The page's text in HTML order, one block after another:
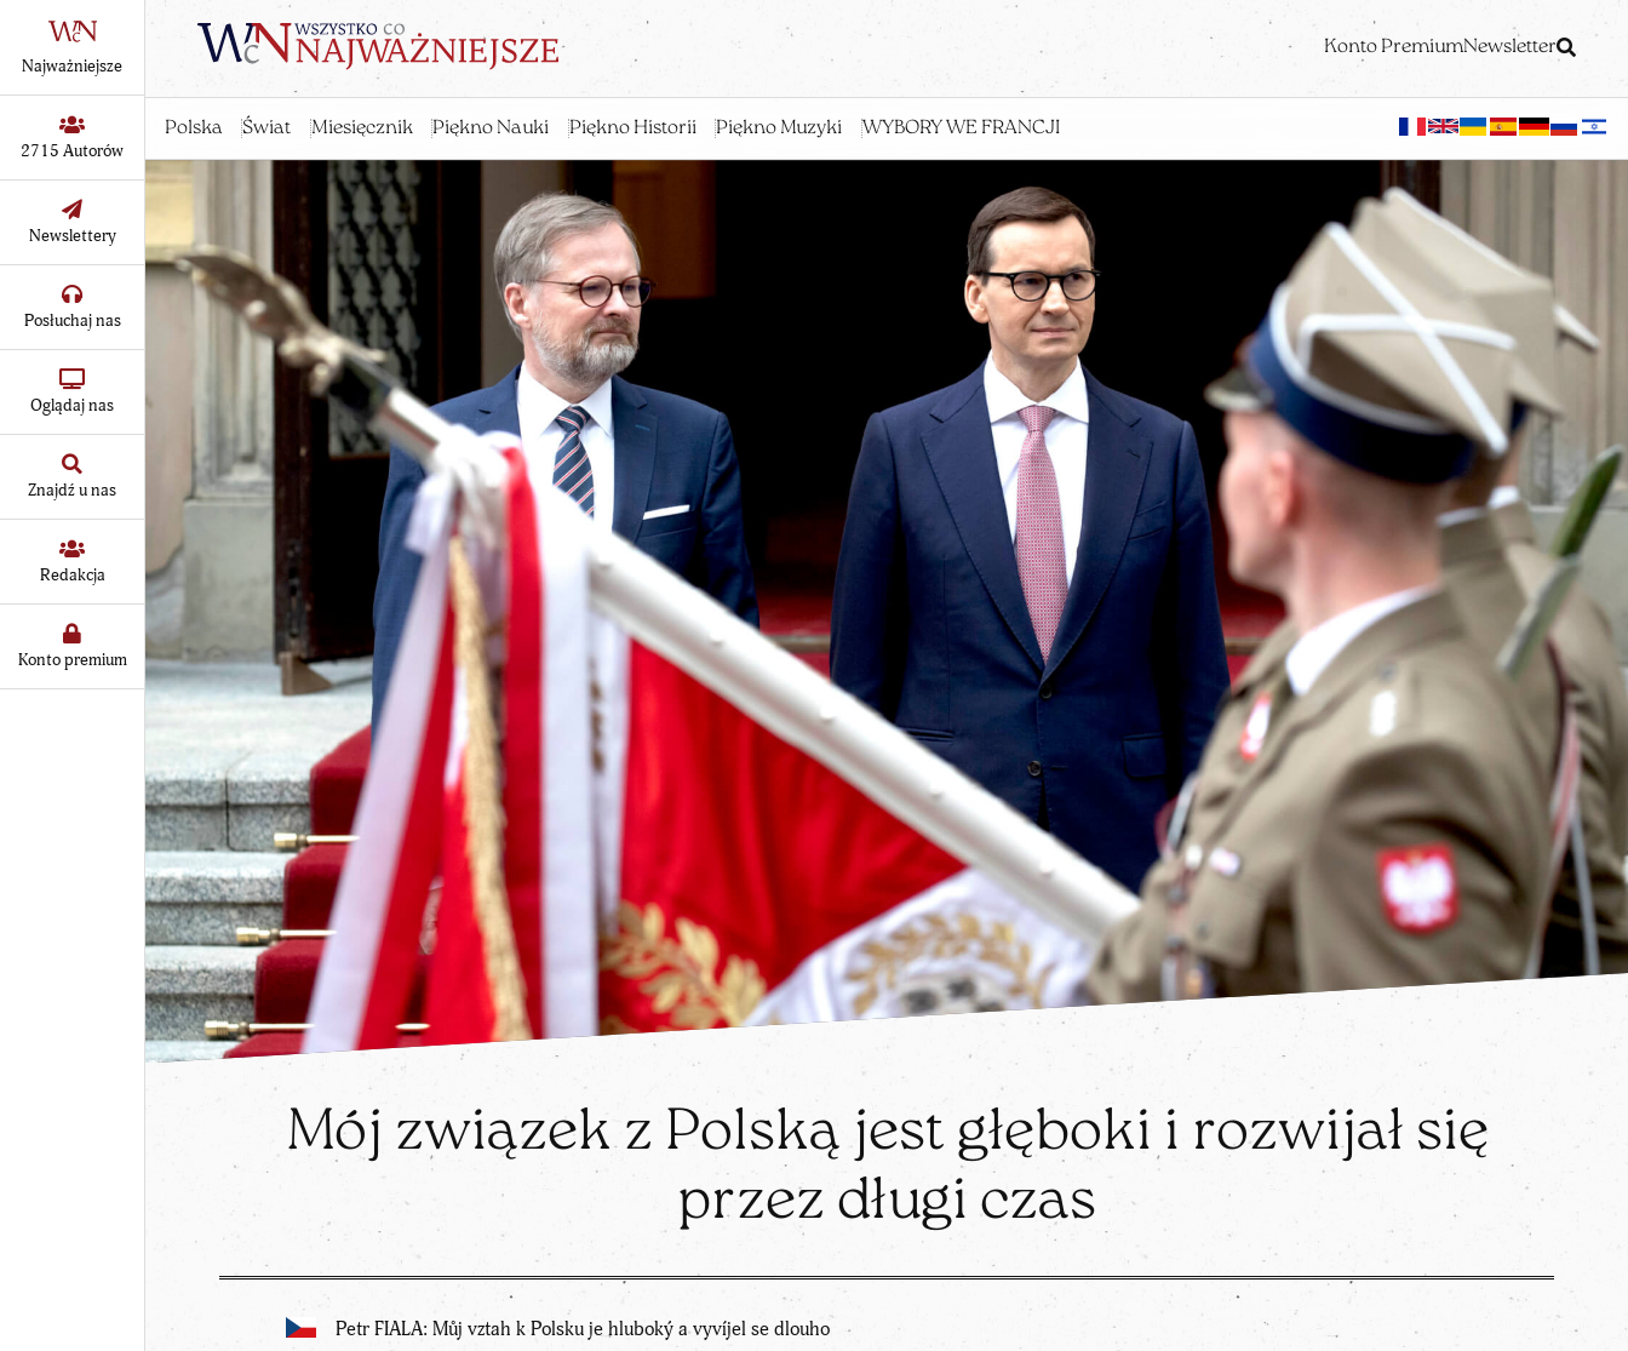
Konto PremiumNewsletter
Polska Świat Miesięcznik Piękno Nauki Piękno Historii Piękno Muzyki WYBORY WE FRANCJI
Najważniejsze
2715 Autorów
Newslettery
Posłuchaj nas
Oglądaj nas
Znajdź u nas
Redakcja
Konto premium
Mój związek z Polską jest głęboki i rozwijał się
przez długi czas
Petr FIALA: Můj vztah k Polsku je hluboký a vyvíjel se dlouho